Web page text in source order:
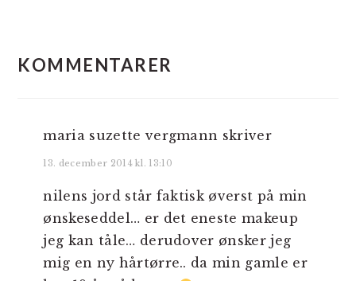
KOMMENTARER
maria suzette vergmann skriver
13. december 2014 kl. 13:10
nilens jord står faktisk øverst på min
ønskeseddel… er det eneste makeup
jeg kan tåle… derudover ønsker jeg
mig en ny hårtørre.. da min gamle er